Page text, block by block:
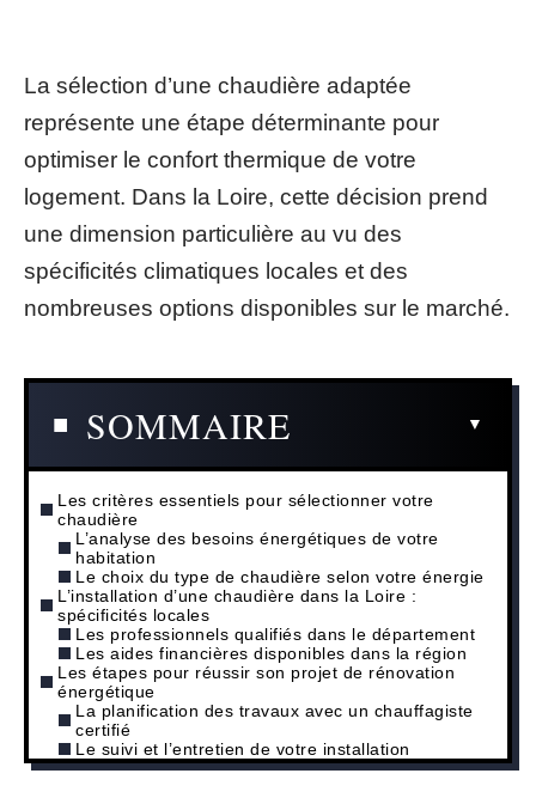
La sélection d’une chaudière adaptée
représente une étape déterminante pour
optimiser le confort thermique de votre
logement. Dans la Loire, cette décision prend
une dimension particulière au vu des
spécificités climatiques locales et des
nombreuses options disponibles sur le marché.
SOMMAIRE
Les critères essentiels pour sélectionner votre
chaudière
L’analyse des besoins énergétiques de votre
habitation
Le choix du type de chaudière selon votre énergie
L’installation d’une chaudière dans la Loire :
spécificités locales
Les professionnels qualifiés dans le département
Les aides financières disponibles dans la région
Les étapes pour réussir son projet de rénovation
énergétique
La planification des travaux avec un chauffagiste
certifié
Le suivi et l’entretien de votre installation